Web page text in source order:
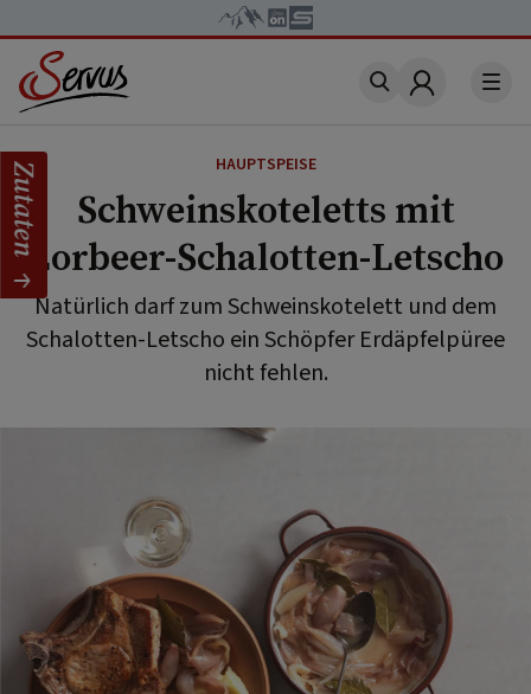
Account
HAUPTSPEISE
Schweinskoteletts mit
Lorbeer-Schalotten-Letscho
Natürlich darf zum Schweinskotelett und dem
Schalotten-Letscho ein Schöpfer Erdäpfelpüree
nicht fehlen.
Zutaten